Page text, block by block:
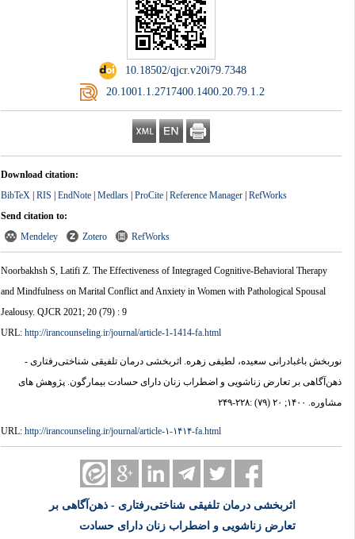
‎ 10.18502/qjcr.v20i79.7348
‎ 20.1001.1.2717400.1400.20.79.1.2
Download citation:
BibTeX|RIS|EndNote|Medlars|ProCite|Reference Manager|RefWorks
Send citation to:
Mendeley
Zotero RefWorks
Noorbakhsh S, Latifi Z. The Effectiveness of Integraged Cognitive-Behavioral Therapy
and Mindfulness on Marital Conflict and Anxiety in Women with Pathological Spousal
Jealousy. QJCR 2021; 20 (79) : 9
URL:http://irancounseling.ir/journal/article-1-1414-fa.html
نوربخش باغبادرانی سعیده، لطیفی زهره. اثربخشی درمان تلفیقی شناختی‌رفتاری -
ذهن‌آگاهی بر تعارض زناشویی و اضطراب زنان دارای حسادت بیمارگون. پژوهش های
مشاوره. ۱۴۰۰; ۲۰ (۷۹) :۲۲۸-۲۴۹
URL:http://irancounseling.ir/journal/article-۱-۱۴۱۴-fa.html
اثربخشی درمان تلفیقی شناختی‌رفتاری - ذهن‌آگاهی بر
تعارض زناشویی و اضطراب زنان دارای حسادت